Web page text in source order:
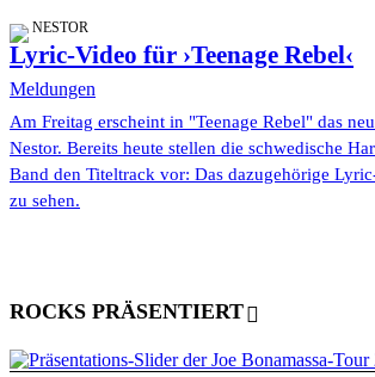
NESTOR
Lyric-Video für ›Teenage Rebel‹
Meldungen
Am Freitag erscheint in "Teenage Rebel" das
Nestor. Bereits heute stellen die schwedische
Band den Titeltrack vor: Das dazugehörige
zu sehen.
ROCKS PRÄSENTIERT